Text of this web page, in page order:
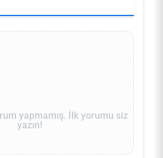
yapmamış. İlk yorumu siz
yazın!